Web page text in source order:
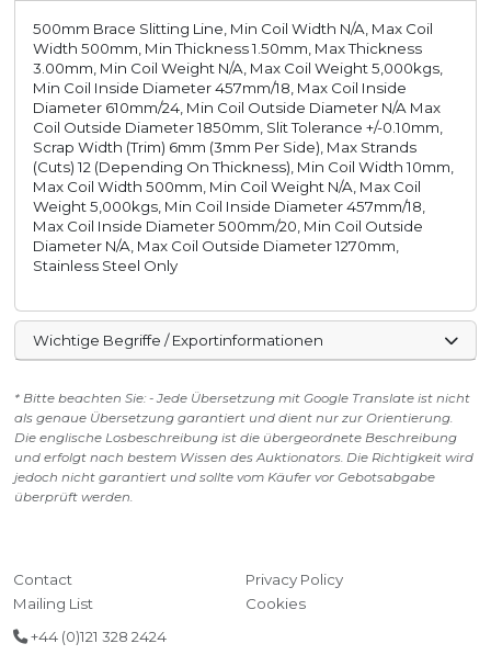
500mm Brace Slitting Line, Min Coil Width N/A, Max Coil
Width 500mm, Min Thickness 1.50mm, Max Thickness
3.00mm, Min Coil Weight N/A, Max Coil Weight 5,000kgs,
Min Coil Inside Diameter 457mm/18, Max Coil Inside
Diameter 610mm/24, Min Coil Outside Diameter N/A Max
Coil Outside Diameter 1850mm, Slit Tolerance +/-0.10mm,
Scrap Width (Trim) 6mm (3mm Per Side), Max Strands
(Cuts) 12 (Depending On Thickness), Min Coil Width 10mm,
Max Coil Width 500mm, Min Coil Weight N/A, Max Coil
Weight 5,000kgs, Min Coil Inside Diameter 457mm/18,
Max Coil Inside Diameter 500mm/20, Min Coil Outside
Diameter N/A, Max Coil Outside Diameter 1270mm,
Stainless Steel Only
Wichtige Begriffe / Exportinformationen
* Bitte beachten Sie: - Jede Übersetzung mit Google Translate ist nicht
als genaue Übersetzung garantiert und dient nur zur Orientierung.
Die englische Losbeschreibung ist die übergeordnete Beschreibung
und erfolgt nach bestem Wissen des Auktionators. Die Richtigkeit wird
jedoch nicht garantiert und sollte vom Käufer vor Gebotsabgabe
überprüft werden.
Contact
Mailing List
Privacy Policy
Cookies
+44 (0)121 328 2424